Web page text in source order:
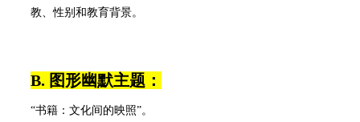
教、性别和教育背景。
B. 图形幽默主题：
“书籍：文化间的映照”。